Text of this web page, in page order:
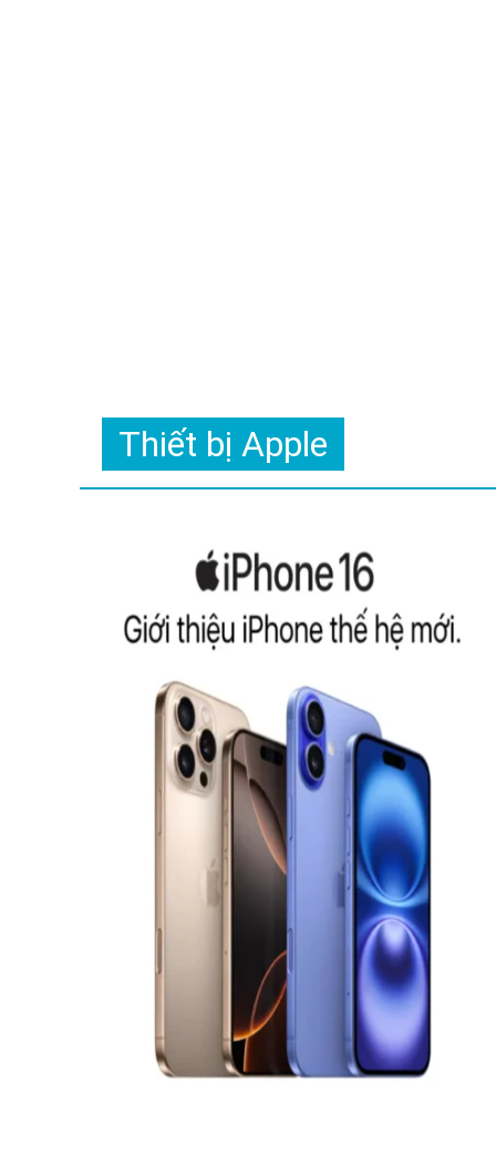
Thiết bị Apple